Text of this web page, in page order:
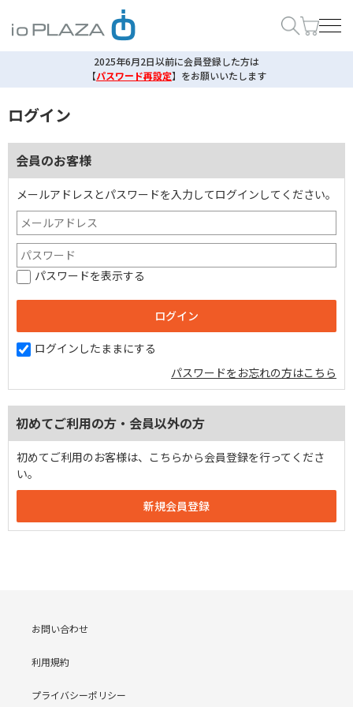
2025年6月2日以前に会員登録した方は
【パスワード再設定】 をお願いいたします
ログイン
会員のお客様
メールアドレスとパスワードを入力してログインしてください。
パスワードを表示する
ログインしたままにする
パスワードをお忘れの方はこちら
初めてご利用の方・会員以外の方
初めてご利用のお客様は、こちらから会員登録を行ってくださ
い。
お問い合わせ
利用規約
プライバシーポリシー